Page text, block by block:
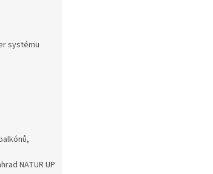
systému
NATUR UP